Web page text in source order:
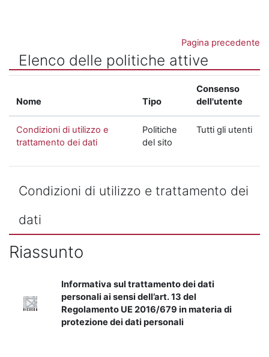
Pagina precedente
Elenco delle politiche attive
Nome Tipo
Consenso
dell'utente
Condizioni di utilizzo e
trattamento dei dati
Politiche
del sito
Tutti gli utenti
Condizioni di utilizzo e trattamento dei
dati
Riassunto
Informativa sul trattamento dei dati
personali ai sensi dell’art. 13 del
Regolamento UE 2016/679 in materia di
protezione dei dati personali